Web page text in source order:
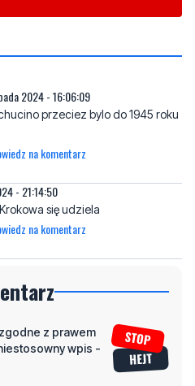
2024 - 16:06:09
przeciez bylo do 1945 roku
na komentarz
- 21:14:50
się udziela
na komentarz
z prawem
wpis -